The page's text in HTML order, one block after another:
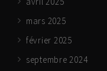
mars 2025
février 2025
septembre 2024